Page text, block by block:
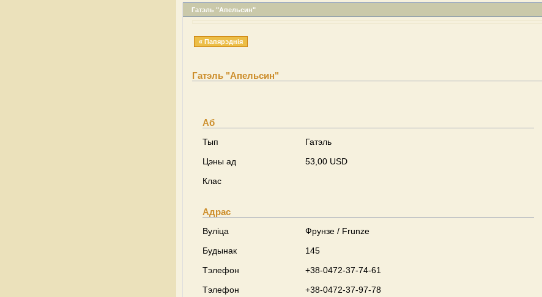
Гатэль "Апельсин"
« Папярэднія
Гатэль "Апельсин"
Аб
Тып
Гатэль
Цэны ад
53,00 USD
Клас
Адрас
Вуліца
Фрунзе / Frunze
Будынак
145
Тэлефон
+38-0472-37-74-61
Тэлефон
+38-0472-37-97-78